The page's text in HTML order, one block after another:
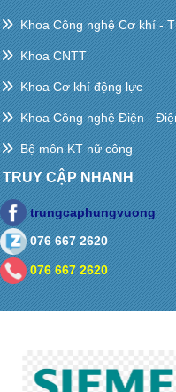
Khoa Công nghệ Cơ khí -
Khoa CNTT
Khoa Cơ khí động lực
Khoa Công nghệ Điện -
Bộ môn KT nữ công
TRUY CẬP NHANH
trungcaphungvuong
076 667 2620
076 667 2620